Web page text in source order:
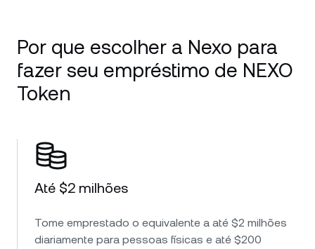
Por que escolher a Nexo para
fazer seu empréstimo de NEXO
Token
Até $2 milhões
Tome emprestado o equivalente a até $2 milhões
diariamente para pessoas físicas e até $200